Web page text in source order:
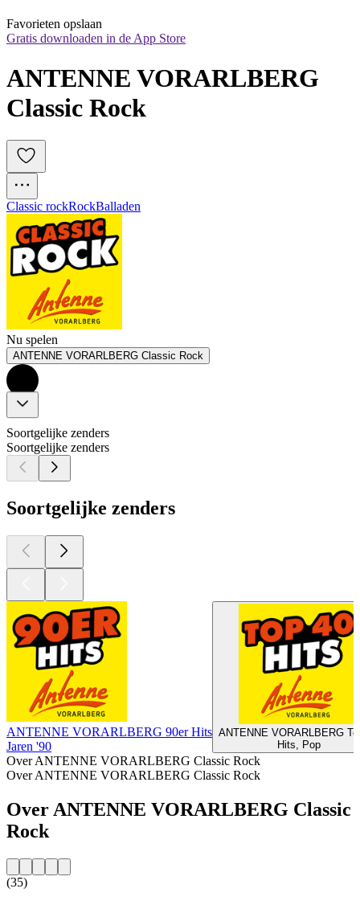
Favorieten opslaan
Gratis downloaden in de App Store
ANTENNE VORARLBERG
Classic Rock
Classic rockRockBalladen
Nu spelen
ANTENNE VORARLBERG Classic Rock
Soortgelijke zenders
Soortgelijke zenders
Soortgelijke zenders
ANTENNE VORARLBERG 90er Hits
Jaren '90
ANTENNE VORARLBERG
Hits, Pop
Over ANTENNE VORARLBERG Classic Rock
Over ANTENNE VORARLBERG Classic Rock
Over ANTENNE VORARLBERG Classic
Rock
(35)